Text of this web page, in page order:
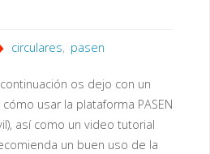
circulares, pasen
os dejo con un
usar la plataforma PASEN
así como un video tutorial
un buen uso de la